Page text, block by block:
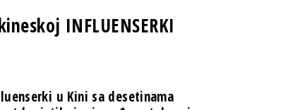
INFLUENSERKI
u Kini sa desetinama